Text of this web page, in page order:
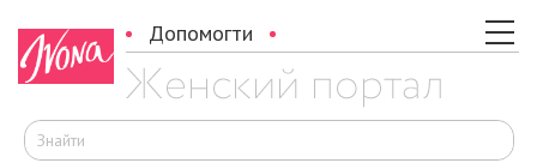
Допомогти